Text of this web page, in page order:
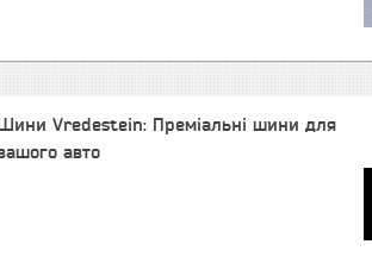
Vredestein: Преміальні шини для
авто